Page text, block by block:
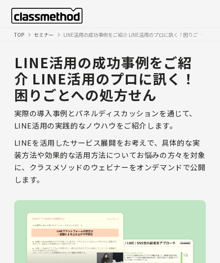
TOP セミナー LINE活用の成功事例をご紹介 LINE活用のプロに訊く！困りごとへの処方せん
LINE活用の成功事例をご紹
介 LINE活用のプロに訊く！
困りごとへの処方せん
実際の導入事例とパネルディスカッションを通じて、
LINE活用の実践的なノウハウをご紹介します。
LINEを活用したサービス展開をお考えで、具体的な実
装方法や効果的な活用方法についてお悩みの方々を対象
に、クラスメソッドのウェビナーをオンデマンドで公開
します。